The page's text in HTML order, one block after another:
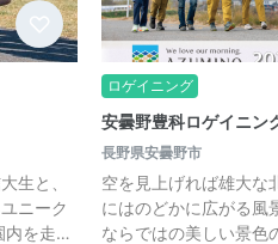
生と、
ニーク
内を走…
ロゲイニング
安曇野豊科ロゲイニン
長野県安曇野市
空を見上げれば雄大な
にはのどかに広がる風
ならではの美しい景色